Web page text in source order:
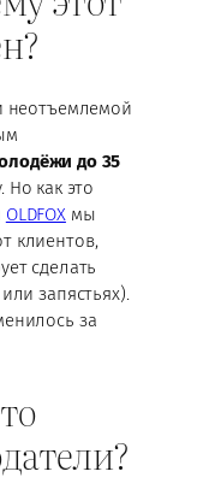
неотъемлемой
до 35
Но как это
OLDFOXмы
клиентов,
сделать
запястьях).
за